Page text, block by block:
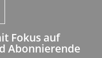
Fokus auf
Abonnierende